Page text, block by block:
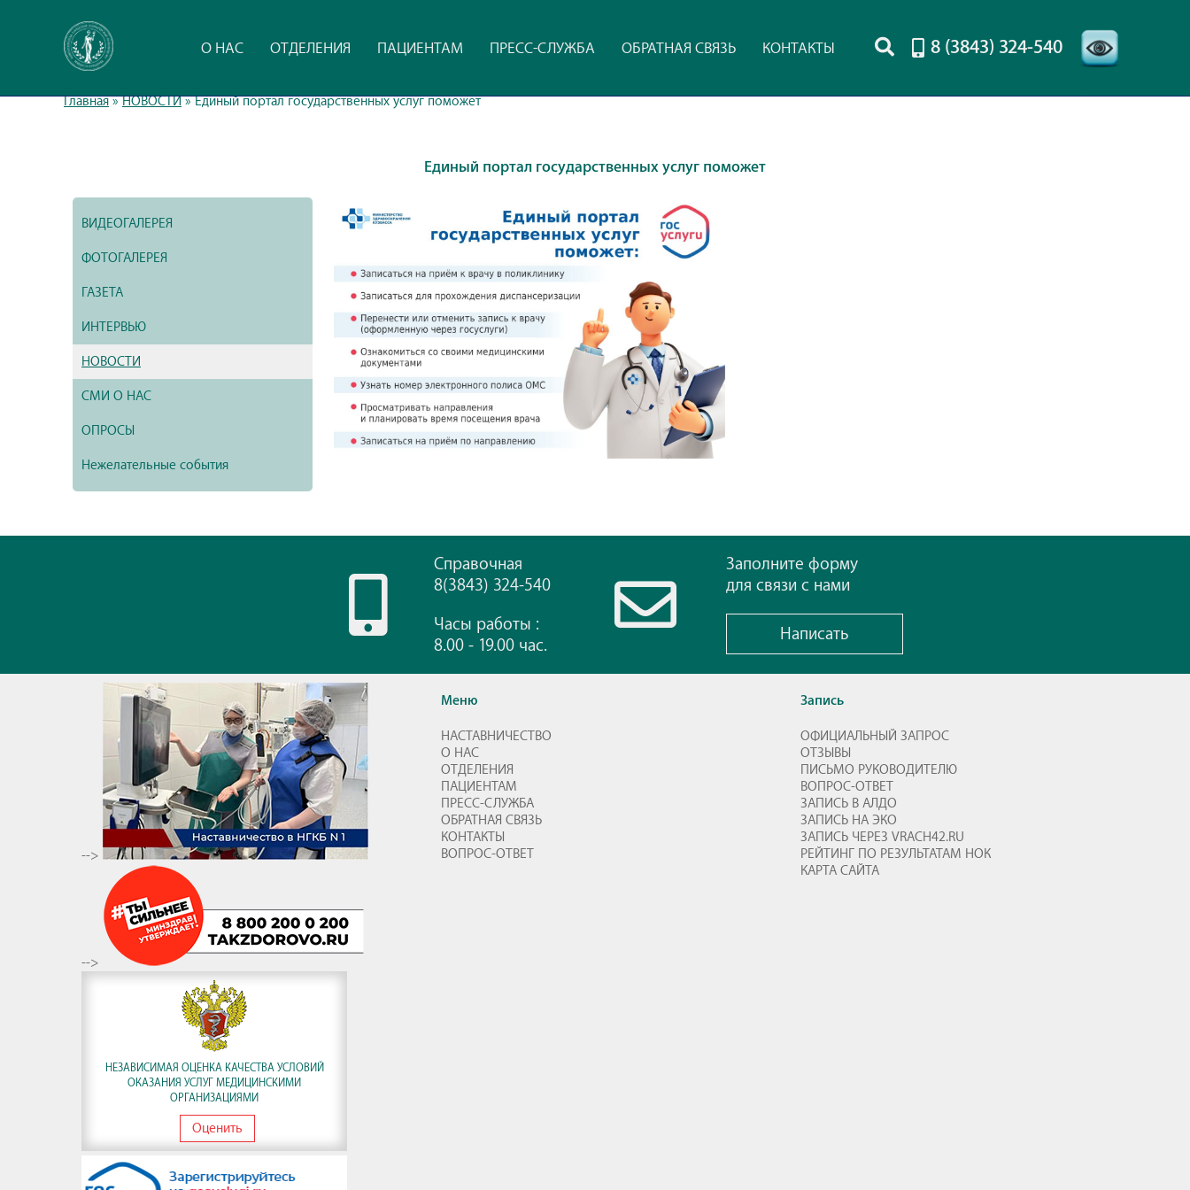
О НАС ОТДЕЛЕНИЯ ПАЦИЕНТАМ ПРЕСС-СЛУЖБА ОБРАТНАЯ СВЯЗЬ КОНТАКТЫ 8 (3843) 324-540
Главная»НОВОСТИ»Единый портал государственных услуг поможет
Единый портал государственных услуг поможет
ВИДЕОГАЛЕРЕЯ
ФОТОГАЛЕРЕЯ
ГАЗЕТА
ИНТЕРВЬЮ
НОВОСТИ
СМИ О НАС
ОПРОСЫ
Нежелательные события
Справочная
8(3843) 324-540
Часы работы :
8.00 - 19.00 час.
Заполните форму
для связи с нами
Написать
-->
-->
НЕЗАВИСИМАЯ ОЦЕНКА КАЧЕСТВА УСЛОВИЙ
ОКАЗАНИЯ УСЛУГ МЕДИЦИНСКИМИ
ОРГАНИЗАЦИЯМИ
Оценить
Меню
НАСТАВНИЧЕСТВО
О НАС
ОТДЕЛЕНИЯ
ПАЦИЕНТАМ
ПРЕСС-СЛУЖБА
ОБРАТНАЯ СВЯЗЬ
КОНТАКТЫ
ВОПРОС-ОТВЕТ
Запись
ОФИЦИАЛЬНЫЙ ЗАПРОС
ОТЗЫВЫ
ПИСЬМО РУКОВОДИТЕЛЮ
ВОПРОС-ОТВЕТ
ЗАПИСЬ В АЛДО
ЗАПИСЬ НА ЭКО
ЗАПИСЬ ЧЕРЕЗ VRACH42.RU
РЕЙТИНГ ПО РЕЗУЛЬТАТАМ НОК
КАРТА САЙТА